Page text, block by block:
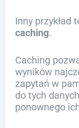
Inny przykład
caching.
Caching
wyników
zapytań w
do tych
ponownego